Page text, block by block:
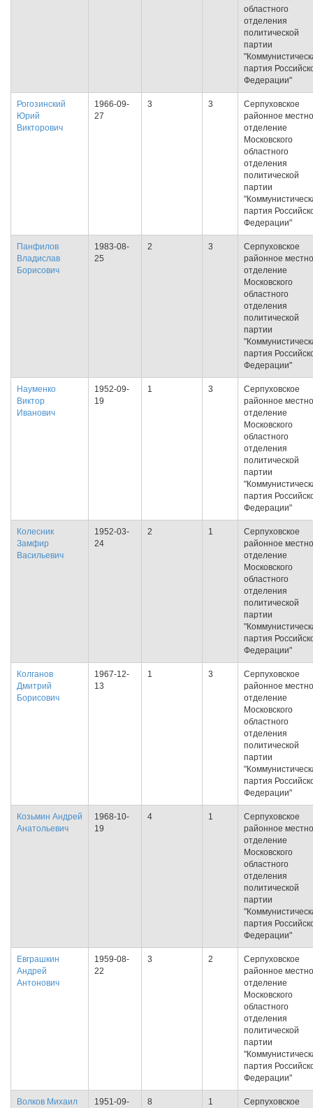
областного
отделения
политической
партии
партия
Федерации"
Рогозинский
Юрий
Викторович
1966-09-
27
3 3
Серпуховское
районное
отделение
Московского
областного
отделения
политической
партии
партия
Федерации"
Панфилов
Владислав
Борисович
1983-08-
25
2 3
Серпуховское
районное
отделение
Московского
областного
отделения
политической
партии
партия
Федерации"
Науменко
Виктор
Иванович
1952-09-
19
1 3
Серпуховское
районное
отделение
Московского
областного
отделения
политической
партии
партия
Федерации"
Колесник
Замфир
Васильевич
1952-03-
24
2 1
Серпуховское
районное
отделение
Московского
областного
отделения
политической
партии
партия
Федерации"
Колганов
Дмитрий
Борисович
1967-12-
13
1 3
Серпуховское
районное
отделение
Московского
областного
отделения
политической
партии
партия
Федерации"
Козьмин Андрей
Анатольевич
1968-10-
19
4 1
Серпуховское
районное
отделение
Московского
областного
отделения
политической
партии
партия
Федерации"
Евграшкин
Андрей
Антонович
1959-08-
22
3 2
Серпуховское
районное
отделение
Московского
областного
отделения
политической
партии
партия
Федерации"
Волков Михаил
1951-09-
8 1
Серпуховское